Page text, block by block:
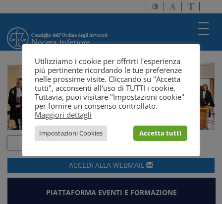
Attiva/disattiva
alto
Attiva/
dimensione
a
solo
testo
ACCEDI ALLA WEBMAIL
PIATTAFORMA EVENTI E FORMAZIONE
Utilizziamo i cookie per offrirti l'esperienza
più pertinente ricordando le tue preferenze
nelle prossime visite. Cliccando su "Accetta
tutti", acconsenti all'uso di TUTTI i cookie.
Tuttavia, puoi visitare "Impostazioni cookie"
per fornire un consenso controllato.
Maggiori dettagli
Impostazioni Cookies Accetta tutti